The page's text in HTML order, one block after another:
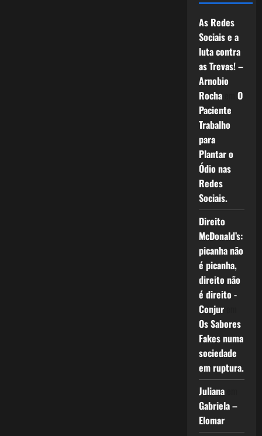
As Redes
Sociais e a
luta contra
as Trevas! –
Arnobio
Rochaem O
Paciente
Trabalho
para
Plantar o
Ódio nas
Redes
Sociais.
Direito
McDonald’s:
picanha não
é picanha,
direito não
é direito -
Conjurem
Os Sabores
Fakes numa
sociedade
em ruptura.
Julianaem
Gabriela –
Elomar